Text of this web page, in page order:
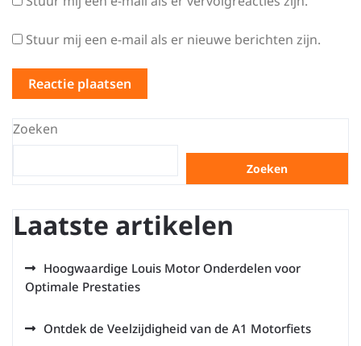
Stuur mij een e-mail als er nieuwe berichten zijn.
Zoeken
Zoeken
Laatste artikelen
Hoogwaardige Louis Motor Onderdelen voor
Optimale Prestaties
Ontdek de Veelzijdigheid van de A1 Motorfiets